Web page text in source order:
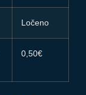
Ločeno
0,50€